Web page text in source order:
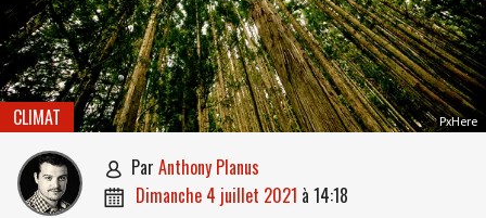
PxHere
CLIMAT
 par Anthony Planus
 dimanche 4 juillet 2021 à 14:18